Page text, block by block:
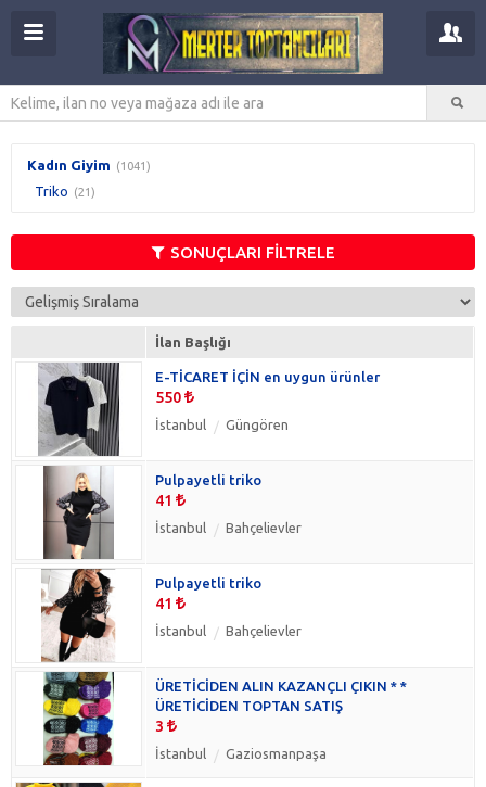
Kadın Giyim (1041)
Triko (21)
SONUÇLARI FİLTRELE
İlan Başlığı
E-TİCARET İÇİN en uygun ürünler
550
İstanbul Güngören
Pulpayetli triko
41
İstanbul Bahçelievler
Pulpayetli triko
41
İstanbul Bahçelievler
ÜRETİCİDEN ALIN KAZANÇLI ÇIKIN * *
ÜRETİCİDEN TOPTAN SATIŞ
3
İstanbul Gaziosmanpaşa